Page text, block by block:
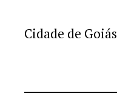
Cidade de Goiás